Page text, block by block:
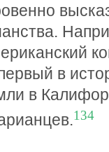
в
в
134